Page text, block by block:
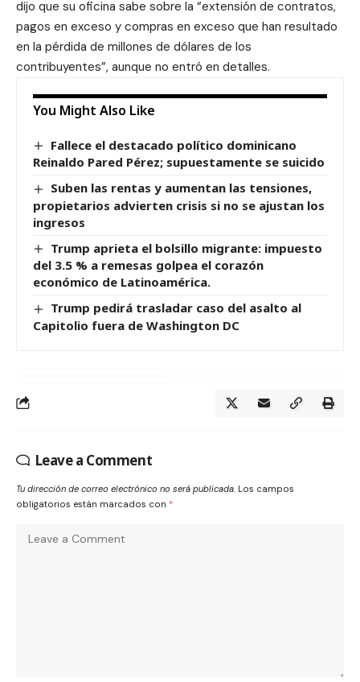
dijo que su oficina sabe sobre la “extensión de contratos,
pagos en exceso y compras en exceso que han resultado
en la pérdida de millones de dólares de los
contribuyentes”, aunque no entró en detalles.
You Might Also Like
Fallece el destacado político dominicano
Reinaldo Pared Pérez; supuestamente se suicido
Suben las rentas y aumentan las tensiones,
propietarios advierten crisis si no se ajustan los
ingresos
Trump aprieta el bolsillo migrante: impuesto
del 3.5 % a remesas golpea el corazón
económico de Latinoamérica.
Trump pedirá trasladar caso del asalto al
Capitolio fuera de Washington DC
Leave a Comment
Tu dirección de correo electrónico no será publicada. Los campos
obligatorios están marcados con *